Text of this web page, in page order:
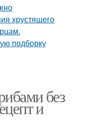
без
и